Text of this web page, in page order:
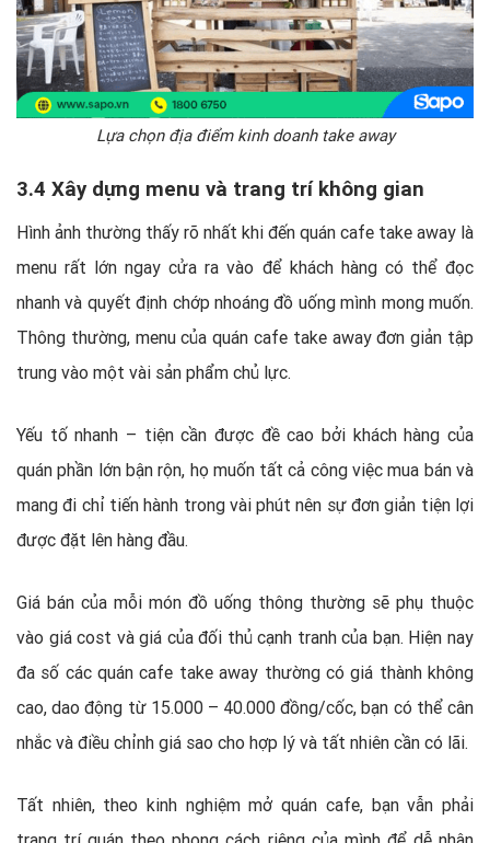
Lựa chọn địa điểm kinh doanh take away
3.4 Xây dựng menu và trang trí không gian
Hình ảnh thường thấy rõ nhất khi đến quán cafe take away là
menu rất lớn ngay cửa ra vào để khách hàng có thể đọc
nhanh và quyết định chớp nhoáng đồ uống mình mong muốn.
Thông thường, menu của quán cafe take away đơn giản tập
trung vào một vài sản phẩm chủ lực.
Yếu tố nhanh – tiện cần được đề cao bởi khách hàng của
quán phần lớn bận rộn, họ muốn tất cả công việc mua bán và
mang đi chỉ tiến hành trong vài phút nên sự đơn giản tiện lợi
được đặt lên hàng đầu.
Giá bán của mỗi món đồ uống thông thường sẽ phụ thuộc
vào giá cost và giá của đối thủ cạnh tranh của bạn. Hiện nay
đa số các quán cafe take away thường có giá thành không
cao, dao động từ 15.000 – 40.000 đồng/cốc, bạn có thể cân
nhắc và điều chỉnh giá sao cho hợp lý và tất nhiên cần có lãi.
Tất nhiên, theo kinh nghiệm mở quán cafe, bạn vẫn phải